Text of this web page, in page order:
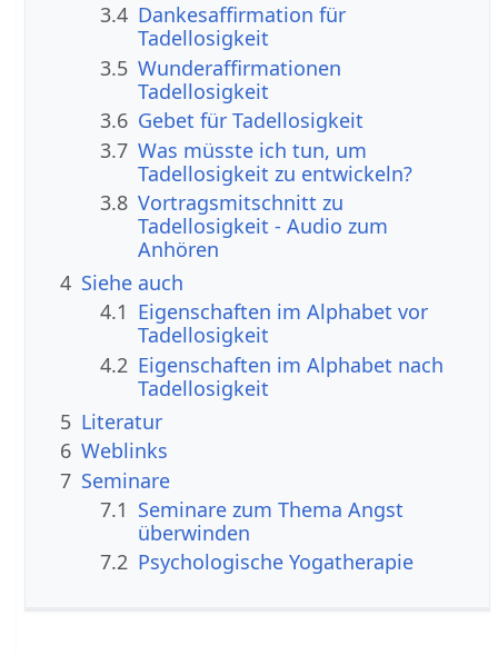
3.4 Dankesaffirmation für
Tadellosigkeit
3.5 Wunderaffirmationen
Tadellosigkeit
3.6 Gebet für Tadellosigkeit
3.7 Was müsste ich tun, um
Tadellosigkeit zu entwickeln?
3.8 Vortragsmitschnitt zu
Tadellosigkeit - Audio zum
Anhören
4 Siehe auch
4.1 Eigenschaften im Alphabet vor
Tadellosigkeit
4.2 Eigenschaften im Alphabet nach
Tadellosigkeit
5 Literatur
6 Weblinks
7 Seminare
7.1 Seminare zum Thema Angst
überwinden
7.2 Psychologische Yogatherapie